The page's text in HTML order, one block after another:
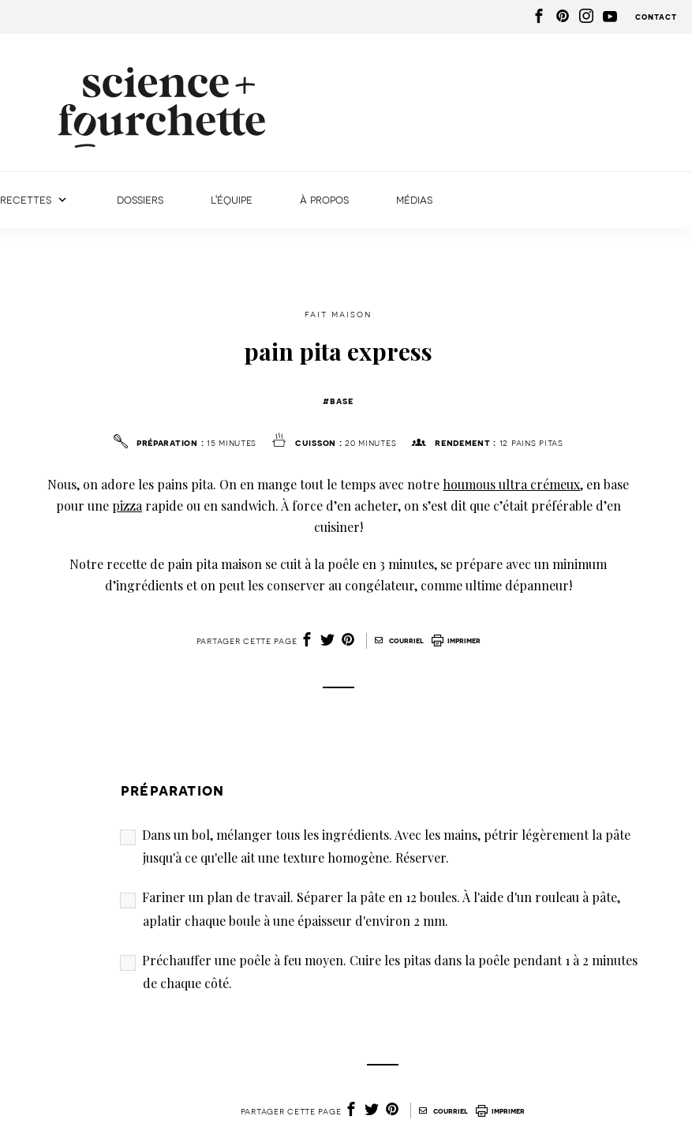
contact
recettes dossiers l'équipe à propos médias
fait maison
pain pita express
#base
préparation : 15 minutes cuisson : 20 minutes rendement : 12 pains pitas
Nous, on adore les pains pita. On en mange tout le temps avec notre houmous ultra crémeux, en base
pour une pizza rapide ou en sandwich. À force d’en acheter, on s’est dit que c’était préférable d’en
cuisiner!
Notre recette de pain pita maison se cuit à la poêle en 3 minutes, se prépare avec un minimum
d’ingrédients et on peut les conserver au congélateur, comme ultime dépanneur!
partager cette page courriel imprimer
préparation
Dans un bol, mélanger tous les ingrédients. Avec les mains, pétrir légèrement la pâte
jusqu'à ce qu'elle ait une texture homogène. Réserver.
Fariner un plan de travail. Séparer la pâte en 12 boules. À l'aide d'un rouleau à pâte,
aplatir chaque boule à une épaisseur d'environ 2 mm.
Préchauffer une poêle à feu moyen. Cuire les pitas dans la poêle pendant 1 à 2 minutes
de chaque côté.
partager cette page courriel imprimer